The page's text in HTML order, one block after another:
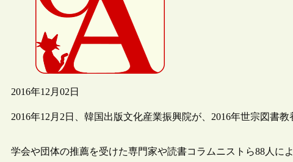
2016年12月02日
2016年12月2日、韓国出版文化産業振興院が、2016年世宗図書
学会や団体の推薦を受けた専門家や読書コラムニストら88人に